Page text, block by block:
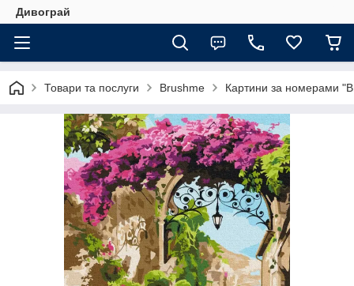
Дивограй
Товари та послуги Brushme Картини за номерами